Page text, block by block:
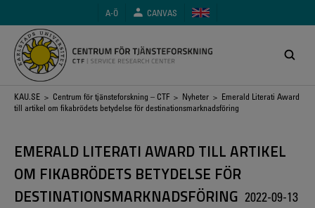
huvudinnehåll
A-Ö CANVAS
Länkstig
KAU.SE > Centrum för tjänsteforskning – CTF > Nyheter > Emerald Literati Award
till artikel om fikabrödets betydelse för destinationsmarknadsföring
EMERALD LITERATI AWARD TILL ARTIKEL
OM FIKABRÖDETS BETYDELSE FÖR
DESTINATIONSMARKNADSFÖRING 2022-09-13